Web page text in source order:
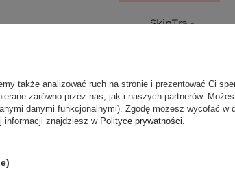
SkinTra -
100ml
76,00 zł
także analizować ruch na stronie i prezentować Ci
zarówno przez nas, jak i naszych partnerów.
danymi funkcjonalnymi). Zgodę możesz wycofać w
informacji znajdziesz w Polityce prywatności.